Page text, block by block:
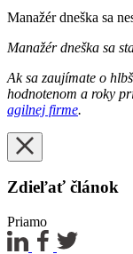
Manažér dneška sa
Manažér dneška sa
Ak sa zaujímate o
hodnotenom a roky
agilnej firme.
Zdieľať článok
Priamo